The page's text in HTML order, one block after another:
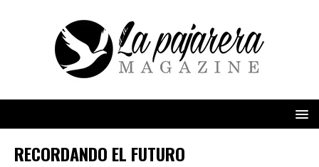
RECORDANDO EL FUTURO